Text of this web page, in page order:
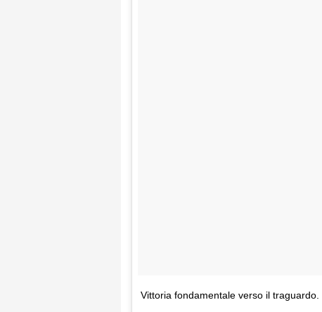
Vittoria fondamentale verso il